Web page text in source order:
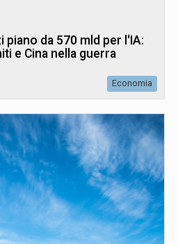
piano da 570 mld per l'IA:
e Cina nella guerra
Economia